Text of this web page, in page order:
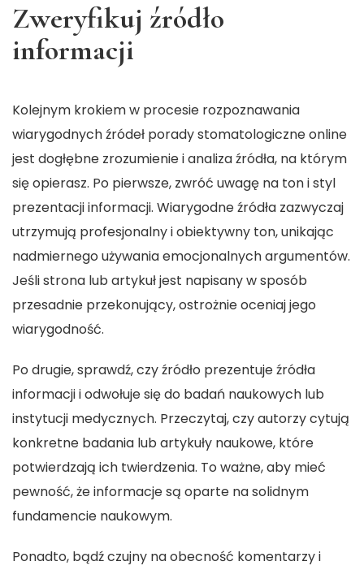
Zweryfikuj źródło
informacji
Kolejnym krokiem w procesie rozpoznawania
wiarygodnych źródeł porady stomatologiczne online
jest dogłębne zrozumienie i analiza źródła, na którym
się opierasz. Po pierwsze, zwróć uwagę na ton i styl
prezentacji informacji. Wiarygodne źródła zazwyczaj
utrzymują profesjonalny i obiektywny ton, unikając
nadmiernego używania emocjonalnych argumentów.
Jeśli strona lub artykuł jest napisany w sposób
przesadnie przekonujący, ostrożnie oceniaj jego
wiarygodność.
Po drugie, sprawdź, czy źródło prezentuje źródła
informacji i odwołuje się do badań naukowych lub
instytucji medycznych. Przeczytaj, czy autorzy cytują
konkretne badania lub artykuły naukowe, które
potwierdzają ich twierdzenia. To ważne, aby mieć
pewność, że informacje są oparte na solidnym
fundamencie naukowym.
Ponadto, bądź czujny na obecność komentarzy i